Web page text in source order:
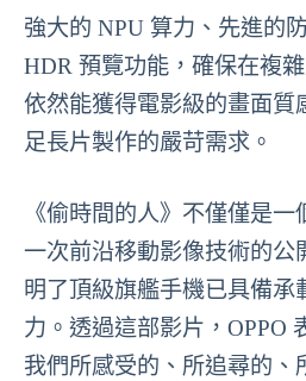
強大的 NPU 算力、先進的
HDR 預覽功能，確保在複
依然能獲得電影級的畫面質
足長片製作的嚴苛需求。
《偷時間的人》不僅僅是
一次前沿移動影像技術的公
明了頂級旗艦手機已具備承
力。透過這部影片，OPPO
我們所感受的、所追尋的、